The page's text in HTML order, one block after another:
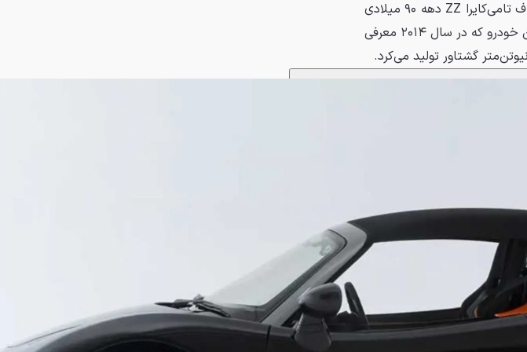
تعلیق یا فنی خودرو نسبت به نسخه اصلی صورت نگرفته است. برخلاف تامی‌کایرا ZZ دهه ۹۰ میلادی
که از یک پیشرانه ۲ لیتری چهار سیلندر استفاده می‌کرد، نسل دوم این خودرو که در سال ۲۰۱۴ معرفی